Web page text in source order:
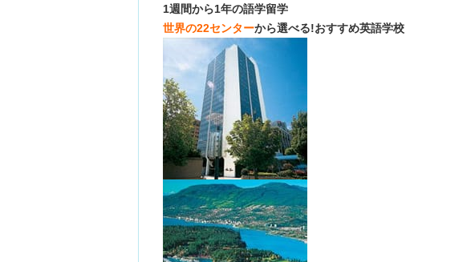
1週間から1年の語学留学
世界の22センターから選べる!おすすめ英語学校